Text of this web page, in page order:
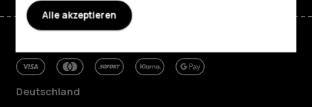
Deutschland
Alle akzeptieren